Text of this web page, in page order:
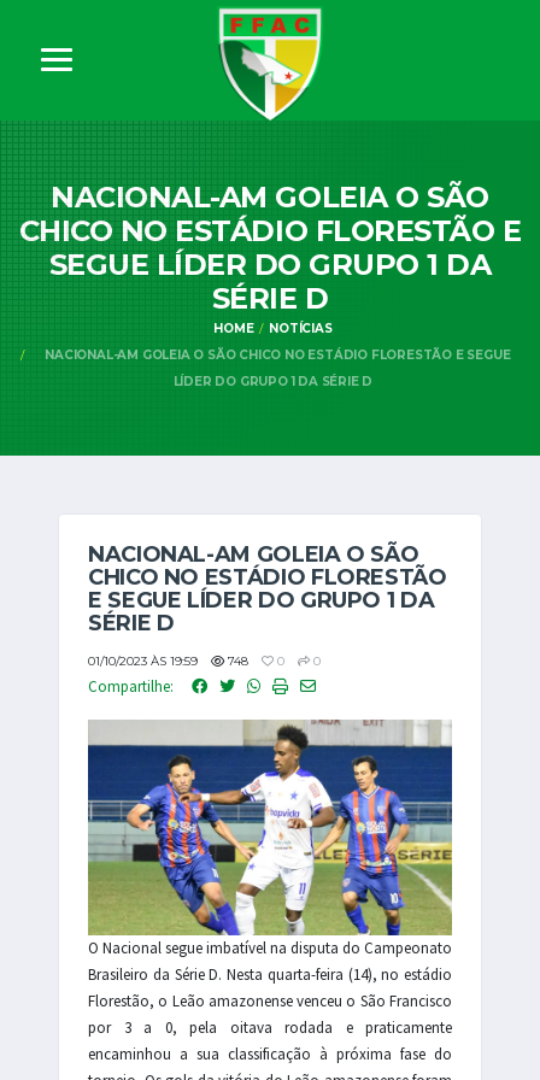
NACIONAL-AM GOLEIA O SÃO
CHICO NO ESTÁDIO FLORESTÃO E
SEGUE LÍDER DO GRUPO 1 DA
SÉRIE D
HOME
NOTÍCIAS
NACIONAL-AM GOLEIA O SÃO CHICO NO ESTÁDIO FLORESTÃO E SEGUE
LÍDER DO GRUPO 1 DA SÉRIE D
NACIONAL-AM GOLEIA O SÃO
CHICO NO ESTÁDIO FLORESTÃO
E SEGUE LÍDER DO GRUPO 1 DA
SÉRIE D
01/10/2023 ÀS 19:59 748 0 0
Compartilhe:
O Nacional segue imbatível na disputa do Campeonato
Brasileiro da Série D. Nesta quarta-feira (14), no estádio
Florestão, o Leão amazonense venceu o São Francisco
por 3 a 0, pela oitava rodada e praticamente
encaminhou a sua classificação à próxima fase do